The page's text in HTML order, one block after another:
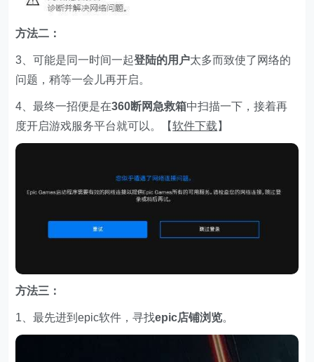
方法二：
3、可能是同一时间一起登陆的用户太多而致使了网络的
问题，稍等一会儿再开启。
4、最终一招便是在360断网急救箱中扫描一下，接着再
度开启游戏服务平台就可以。【软件下载 】
方法三：
1、最先进到epic软件，寻找epic店铺浏览。